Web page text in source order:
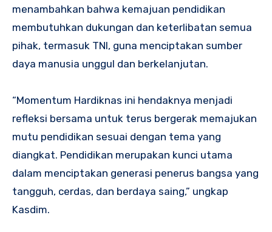
menambahkan bahwa kemajuan pendidikan
membutuhkan dukungan dan keterlibatan semua
pihak, termasuk TNI, guna menciptakan sumber
daya manusia unggul dan berkelanjutan.
“Momentum Hardiknas ini hendaknya menjadi
refleksi bersama untuk terus bergerak memajukan
mutu pendidikan sesuai dengan tema yang
diangkat. Pendidikan merupakan kunci utama
dalam menciptakan generasi penerus bangsa yang
tangguh, cerdas, dan berdaya saing,” ungkap
Kasdim.